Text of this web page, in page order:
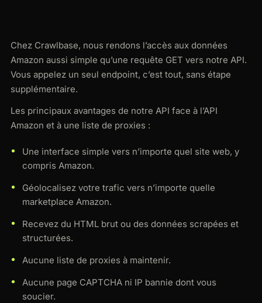
Chez Crawlbase, nous rendons l’accès aux données
Amazon aussi simple qu’une requête GET vers notre API.
Vous appelez un seul endpoint, c’est tout, sans étape
supplémentaire.
Les principaux avantages de notre API face à l’API
Amazon et à une liste de proxies :
Une interface simple vers n’importe quel site web, y
compris Amazon.
Géolocalisez votre trafic vers n’importe quelle
marketplace Amazon.
Recevez du HTML brut ou des données scrapées et
structurées.
Aucune liste de proxies à maintenir.
Aucune page CAPTCHA ni IP bannie dont vous
soucier.